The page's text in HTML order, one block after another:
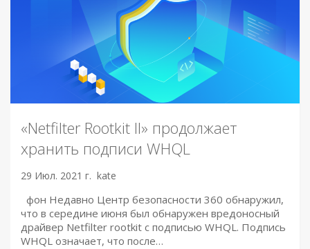
«Netfilter Rootkit II» продолжает
хранить подписи WHQL
29 Июл. 2021 г. kate
фон Недавно Центр безопасности 360 обнаружил,
что в середине июня был обнаружен вредоносный
драйвер Netfilter rootkit с подписью WHQL. Подпись
WHQL означает, что после…